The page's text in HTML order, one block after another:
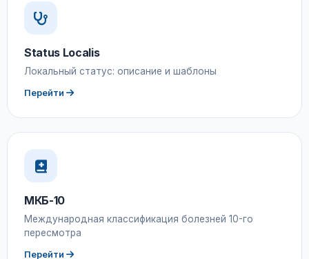
Status Localis
Локальный статус: описание и шаблоны
Перейти
МКБ-10
Международная классификация болезней 10-го
пересмотра
Перейти